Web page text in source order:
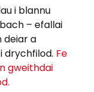
i blannu
– efallai
deiar a
drychfilod. Fe
gweithdai